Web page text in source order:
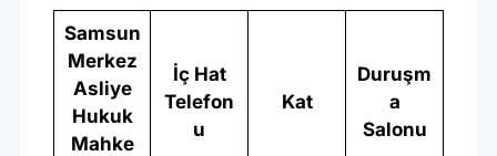
Samsun
Merkez
Asliye
Hukuk
Mahke
İç Hat
Telefon
u
Kat
Duruşm
a
Salonu